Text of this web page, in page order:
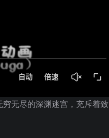
无尽的深渊迷宫，充斥着致